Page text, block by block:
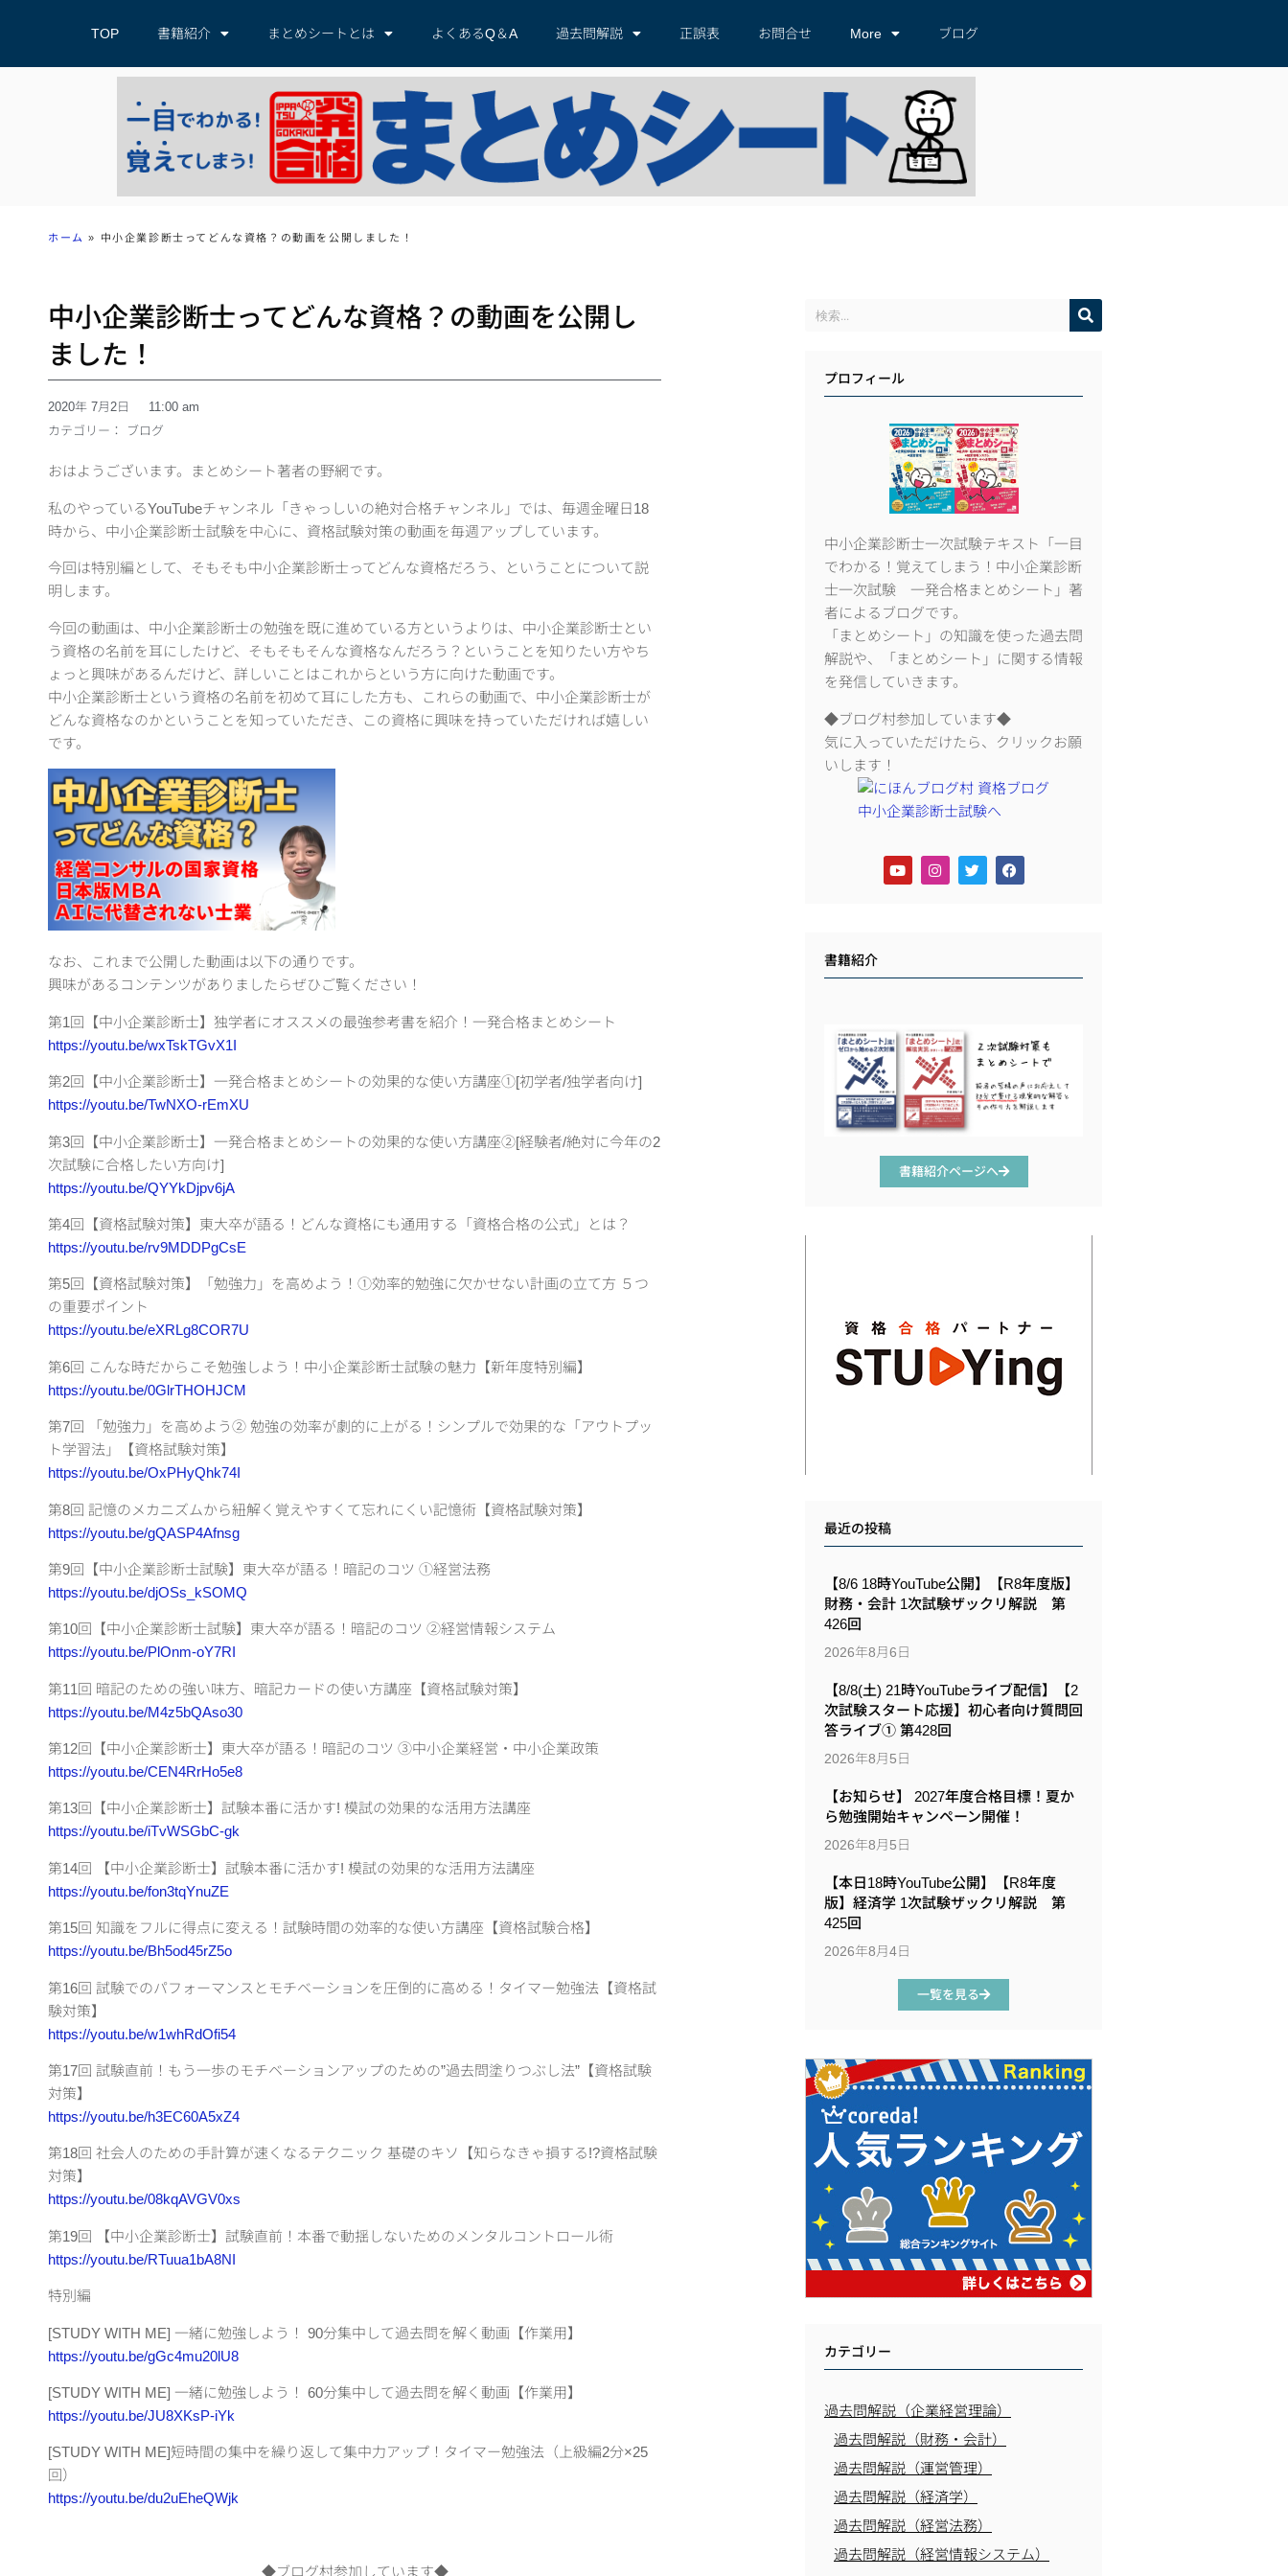
TOP 書籍紹介 まとめシートとは よくあるQ＆A 過去問解説 正誤表 お問合せ More ブログ
ホーム » 中小企業診断士ってどんな資格？の動画を公開しました！
中小企業診断士ってどんな資格？の動画を公開し
ました！
2020年 7月2日
11:00 am
カテゴリー：
ブログ
おはようございます。まとめシート著者の野網です。
私のやっているYouTubeチャンネル「きゃっしいの絶対合格チャンネル」では、毎週金曜日18
時から、中小企業診断士試験を中心に、資格試験対策の動画を毎週アップしています。
今回は特別編として、そもそも中小企業診断士ってどんな資格だろう、ということについて説
明します。
今回の動画は、中小企業診断士の勉強を既に進めている方というよりは、中小企業診断士とい
う資格の名前を耳にしたけど、そもそもそんな資格なんだろう？ということを知りたい方やち
ょっと興味があるんだけど、詳しいことはこれからという方に向けた動画です。
中小企業診断士という資格の名前を初めて耳にした方も、これらの動画で、中小企業診断士が
どんな資格なのかということを知っていただき、この資格に興味を持っていただければ嬉しい
です。
なお、これまで公開した動画は以下の通りです。
興味があるコンテンツがありましたらぜひご覧ください！
第1回【中小企業診断士】独学者にオススメの最強参考書を紹介！一発合格まとめシート
https://youtu.be/wxTskTGvX1I
第2回【中小企業診断士】一発合格まとめシートの効果的な使い方講座①[初学者/独学者向け]
https://youtu.be/TwNXO-rEmXU
第3回【中小企業診断士】一発合格まとめシートの効果的な使い方講座②[経験者/絶対に今年の2
次試験に合格したい方向け]
https://youtu.be/QYYkDjpv6jA
第4回【資格試験対策】東大卒が語る！どんな資格にも通用する「資格合格の公式」とは？
https://youtu.be/rv9MDDPgCsE
第5回【資格試験対策】「勉強力」を高めよう！①効率的勉強に欠かせない計画の立て方 ５つ
の重要ポイント
https://youtu.be/eXRLg8COR7U
第6回 こんな時だからこそ勉強しよう！中小企業診断士試験の魅力【新年度特別編】
https://youtu.be/0GlrTHOHJCM
第7回 「勉強力」を高めよう② 勉強の効率が劇的に上がる！シンプルで効果的な「アウトプッ
ト学習法」【資格試験対策】
https://youtu.be/OxPHyQhk74I
第8回 記憶のメカニズムから紐解く覚えやすくて忘れにくい記憶術【資格試験対策】
https://youtu.be/gQASP4Afnsg
第9回【中小企業診断士試験】東大卒が語る！暗記のコツ ①経営法務
https://youtu.be/djOSs_kSOMQ
第10回【中小企業診断士試験】東大卒が語る！暗記のコツ ②経営情報システム
https://youtu.be/PlOnm-oY7RI
第11回 暗記のための強い味方、暗記カードの使い方講座【資格試験対策】
https://youtu.be/M4z5bQAso30
第12回【中小企業診断士】東大卒が語る！暗記のコツ ③中小企業経営・中小企業政策
https://youtu.be/CEN4RrHo5e8
第13回【中小企業診断士】試験本番に活かす! 模試の効果的な活用方法講座
https://youtu.be/iTvWSGbC-gk
第14回 【中小企業診断士】試験本番に活かす! 模試の効果的な活用方法講座
https://youtu.be/fon3tqYnuZE
第15回 知識をフルに得点に変える！試験時間の効率的な使い方講座【資格試験合格】
https://youtu.be/Bh5od45rZ5o
第16回 試験でのパフォーマンスとモチベーションを圧倒的に高める！タイマー勉強法【資格試
験対策】
https://youtu.be/w1whRdOfi54
第17回 試験直前！もう一歩のモチベーションアップのための”過去問塗りつぶし法”【資格試験
対策】
https://youtu.be/h3EC60A5xZ4
第18回 社会人のための手計算が速くなるテクニック 基礎のキソ【知らなきゃ損する!?資格試験
対策】
https://youtu.be/08kqAVGV0xs
第19回 【中小企業診断士】試験直前！本番で動揺しないためのメンタルコントロール術
https://youtu.be/RTuua1bA8NI
特別編
[STUDY WITH ME] 一緒に勉強しよう！ 90分集中して過去問を解く動画【作業用】
https://youtu.be/gGc4mu20lU8
[STUDY WITH ME] 一緒に勉強しよう！ 60分集中して過去問を解く動画【作業用】
https://youtu.be/JU8XKsP-iYk
[STUDY WITH ME]短時間の集中を繰り返して集中力アップ！タイマー勉強法（上級編2分×25
回）
https://youtu.be/du2uEheQWjk
◆ブログ村参加しています◆
プロフィール
中小企業診断士一次試験テキスト「一目
でわかる！覚えてしまう！中小企業診断
士一次試験 一発合格まとめシート」著
者によるブログです。
「まとめシート」の知識を使った過去問
解説や、「まとめシート」に関する情報
を発信していきます。
◆ブログ村参加しています◆
気に入っていただけたら、クリックお願
いします！
書籍紹介
書籍紹介ページへ
最近の投稿
【8/6 18時YouTube公開】【R8年度版】
財務・会計 1次試験ザックリ解説 第
426回
2026年8月6日
【8/8(土) 21時YouTubeライブ配信】【2
次試験スタート応援】初心者向け質問回
答ライブ① 第428回
2026年8月5日
【お知らせ】 2027年度合格目標！夏か
ら勉強開始キャンペーン開催！
2026年8月5日
【本日18時YouTube公開】【R8年度
版】経済学 1次試験ザックリ解説 第
425回
2026年8月4日
一覧を見る
カテゴリー
過去問解説（企業経営理論）
過去問解説（財務・会計）
過去問解説（運営管理）
過去問解説（経済学）
過去問解説（経営法務）
過去問解説（経営情報システム）